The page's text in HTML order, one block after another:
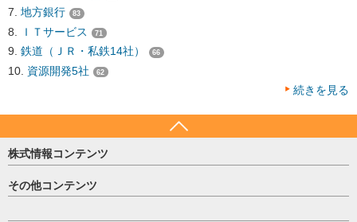
地方銀行 83
ＩＴサービス 71
鉄道（ＪＲ・私鉄14社） 66
資源開発5社 62
続きを見る
株式情報コンテンツ
日経平均
売買シグナル
その他コンテンツ